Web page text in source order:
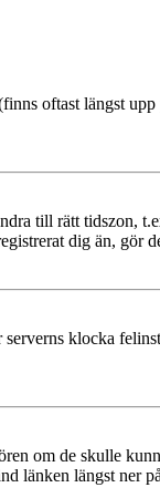
oftast längst
till rätt tidszon,
dig än, gör
klocka
om de skulle
länken längst ner